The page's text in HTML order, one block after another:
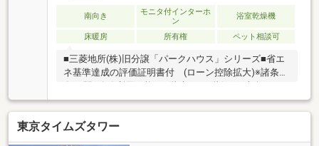
南向き
モニタ付インターホ
ン
浴室乾燥機
床暖房 所有権 ペット相談可
■三菱地所(株)旧分譲「パークハウス」シリーズ■省エ
ネ基準達成の評価証明書付 (ローン控除拡大)※諸条件
ルコニー■日照・眺望良好■二重床・二重天井■複層ガ
ラス■浄水器一体型シャワー水栓■ディスポーザー
■TES温水式床暖房■浴室換気乾燥機■人造大理石のカ
ウンタートップ■24時間ゴミ出し可能
東京タイムズタワー